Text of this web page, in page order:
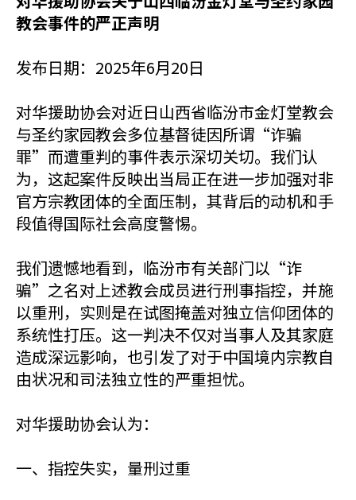
教会事件的严正声明
发布日期：2025年6月20日
对华援助协会对近日山西省临汾市金灯堂教会
与圣约家园教会多位基督徒因所谓“诈骗
罪”而遭重判的事件表示深切关切。我们认
为，这起案件反映出当局正在进一步加强对非
官方宗教团体的全面压制，其背后的动机和手
段值得国际社会高度警惕。
我们遗憾地看到，临汾市有关部门以“诈
骗”之名对上述教会成员进行刑事指控，并施
以重刑，实则是在试图掩盖对独立信仰团体的
系统性打压。这一判决不仅对当事人及其家庭
造成深远影响，也引发了对于中国境内宗教自
由状况和司法独立性的严重担忧。
对华援助协会认为：
一、指控失实，量刑过重